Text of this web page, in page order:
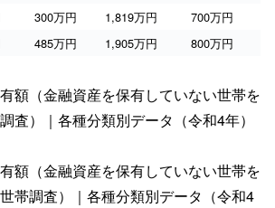
300万円 1,819万円
700万円
485万円 1,905万円 800万円
額（金融資産を保有していない世帯を
査）｜各種分類別データ（令和4年）
額（金融資産を保有していない世帯を
帯調査）｜各種分類別データ（令和4